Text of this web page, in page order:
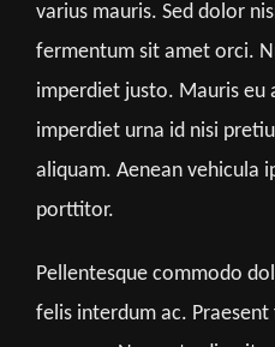
varius mauris. Sed dolor
fermentum sit amet orci.
imperdiet justo. Mauris
imperdiet urna id nisi
aliquam. Aenean vehicula
porttitor.
Pellentesque commodo
felis interdum ac.